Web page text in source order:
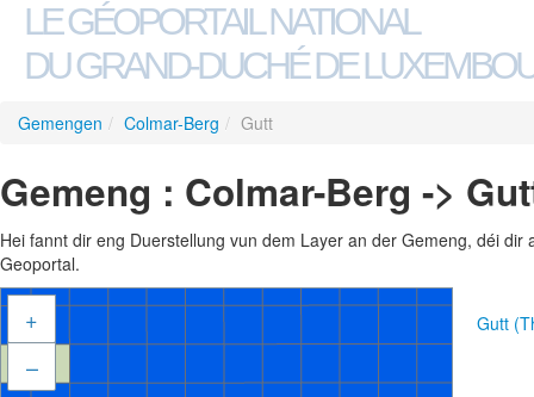
LE GÉOPORTAIL NATIONAL
DU GRAND-DUCHÉ DE
Gemengen / Colmar-Berg / Gutt
Gemeng : Colmar-Berg ->
Hei fannt dir eng Duerstellung vun dem Layer an der Gemeng, déi
Geoportal.
+
–
Gutt